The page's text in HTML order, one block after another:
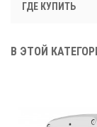
ГДЕ КУПИТЬ
В ЭТОЙ